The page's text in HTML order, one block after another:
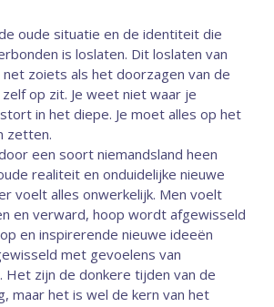
oude situatie en de identiteit die
is loslaten. Dit loslaten van
zoiets als het doorzagen van de
op zit. Je weet niet waar je
in het diepe. Je moet alles op het
zetten.
een soort niemandsland heen
realiteit en onduidelijke nieuwe
voelt alles onwerkelijk. Men voelt
en verward, hoop wordt afgewisseld
en inspirerende nieuwe ideeën
met gevoelens van
Het zijn de donkere tijden van de
maar het is wel de kern van het